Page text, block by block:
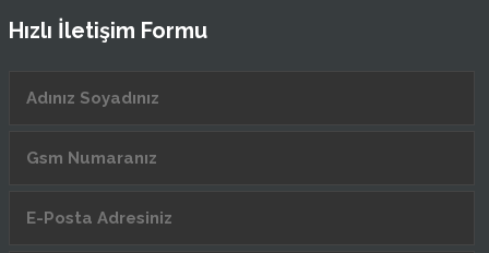
Hızlı İletişim Formu